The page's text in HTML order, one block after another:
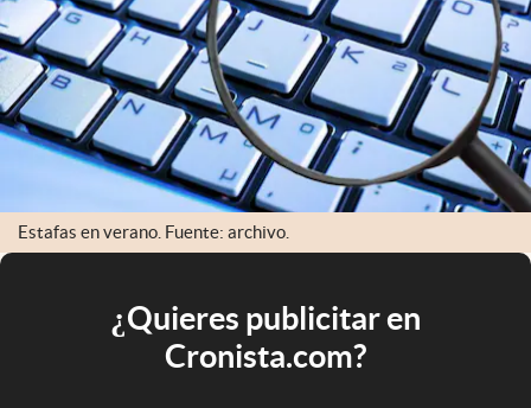
Estafas en verano. Fuente: archivo.
¿Quieres publicitar en
Cronista.com?